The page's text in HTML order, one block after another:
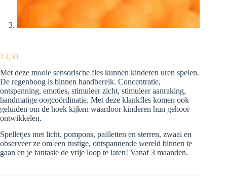
13,50
Met deze mooie sensorische fles kunnen kinderen uren spelen.
De regenboog is binnen handbereik. Concentratie,
ontspanning, emoties, stimuleer zicht, stimuleer aanraking,
handmatige oogcoördinatie. Met deze klankfles komen ook
geluiden om de hoek kijken waardoor kinderen hun gehoor
ontwikkelen.
Spelletjes met licht, pompons, pailletten en sterren, zwaai en
observeer ze om een ​​rustige, ontspannende wereld binnen te
gaan en je fantasie de vrije loop te laten! Vanaf 3 maanden.